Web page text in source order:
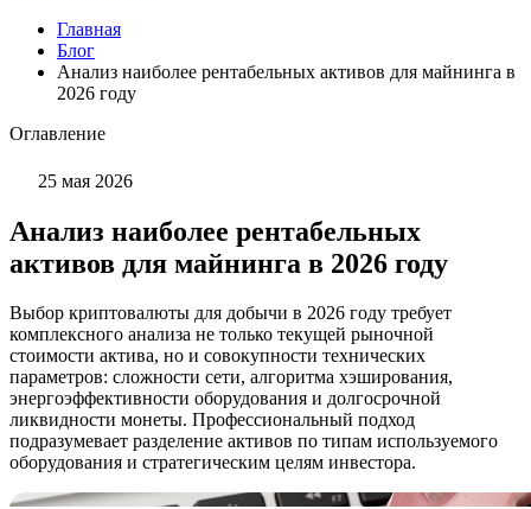
Главная
Блог
Анализ наиболее рентабельных активов для майнинга в
2026 году
Оглавление
25 мая 2026
Анализ наиболее рентабельных
активов для майнинга в 2026 году
Выбор криптовалюты для добычи в 2026 году требует
комплексного анализа не только текущей рыночной
стоимости актива, но и совокупности технических
параметров: сложности сети, алгоритма хэширования,
энергоэффективности оборудования и долгосрочной
ликвидности монеты. Профессиональный подход
подразумевает разделение активов по типам используемого
оборудования и стратегическим целям инвестора.